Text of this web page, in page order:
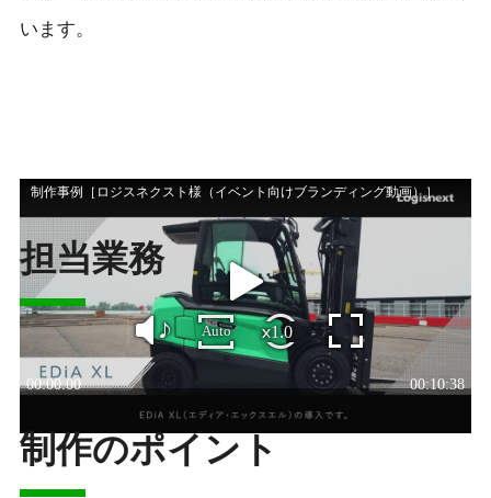
います。
担当業務
動画企画・映像ディレクション： 篠原 準哉
制作のポイント